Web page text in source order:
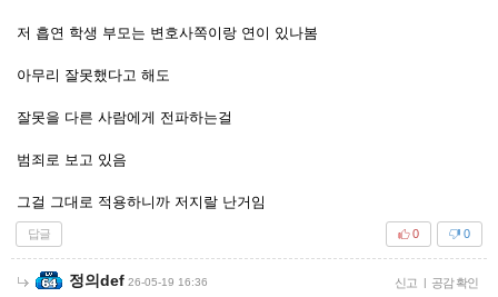
저 흡연 학생 부모는 변호사쪽이랑 연이 있나봄
아무리 잘못했다고 해도
잘못을 다른 사람에게 전파하는걸
범죄로 보고 있음
그걸 그대로 적용하니까 저지랄 난거임
답글 0
0
정의def 26-05-19 16:36 신고 | 공감 확인